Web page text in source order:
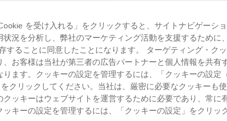
ーフ
を受け入れる」をクリックすると、サイトナビゲーショ
状況を分析し、弊社のマーケティング活動を支援するために
することに同意したことになります。 ターゲティング・ク
、お客様は当社が第三者の広告パートナーと個人情報を共有
ります。クッキーの設定を管理するには、「クッキーの設定
クリックしてください。当社は、厳密に必要なクッキーも
クッキーはウェブサイトを運営するために必要であり、常に
ッキーの設定を管理するには、「クッキーの設定」をクリッ